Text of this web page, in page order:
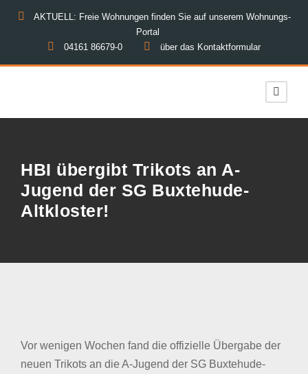
AKTUELL: Freie Wohnungen finden Sie auf unserem Wohnungs-
Portal
04161 86679-0
über das Kontaktformular
HBI übergibt Trikots an A-
Jugend der SG Buxtehude-
Altkloster!
Vor wenigen Wochen fand die offizielle Übergabe der
neuen Trikots an die A-Jugend der SG Buxtehude-